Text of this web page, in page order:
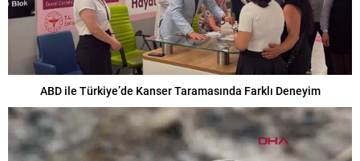
ABD ile Türkiye’de Kanser Taramasında Farklı Deneyim